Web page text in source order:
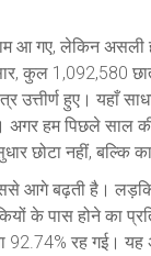
आ गए, लेकिन असली
कुल 1,092,580
उत्तीर्ण हुए। यहाँ
अगर हम पिछले साल
छोटा नहीं, बल्कि
आगे बढ़ती है।
के पास होने का
रह गई। यह